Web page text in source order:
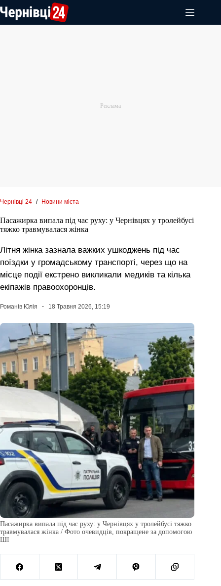
до
вмісту
Чернівці 24 / Новини міста
Пасажирка випала під час руху: у Чернівцях у тролейбусі
тяжко травмувалася жінка
Літня жінка зазнала важких ушкоджень під час
поїздки у громадському транспорті, через що на
місце події екстрено викликали медиків та кілька
екіпажів правоохоронців.
Романів Юлія 18 Травня 2026, 15:19
Пасажирка випала під час руху: у Чернівцях у тролейбусі тяжко
травмувалася жінка / Фото очевидців, покращене за допомогою
ШІ